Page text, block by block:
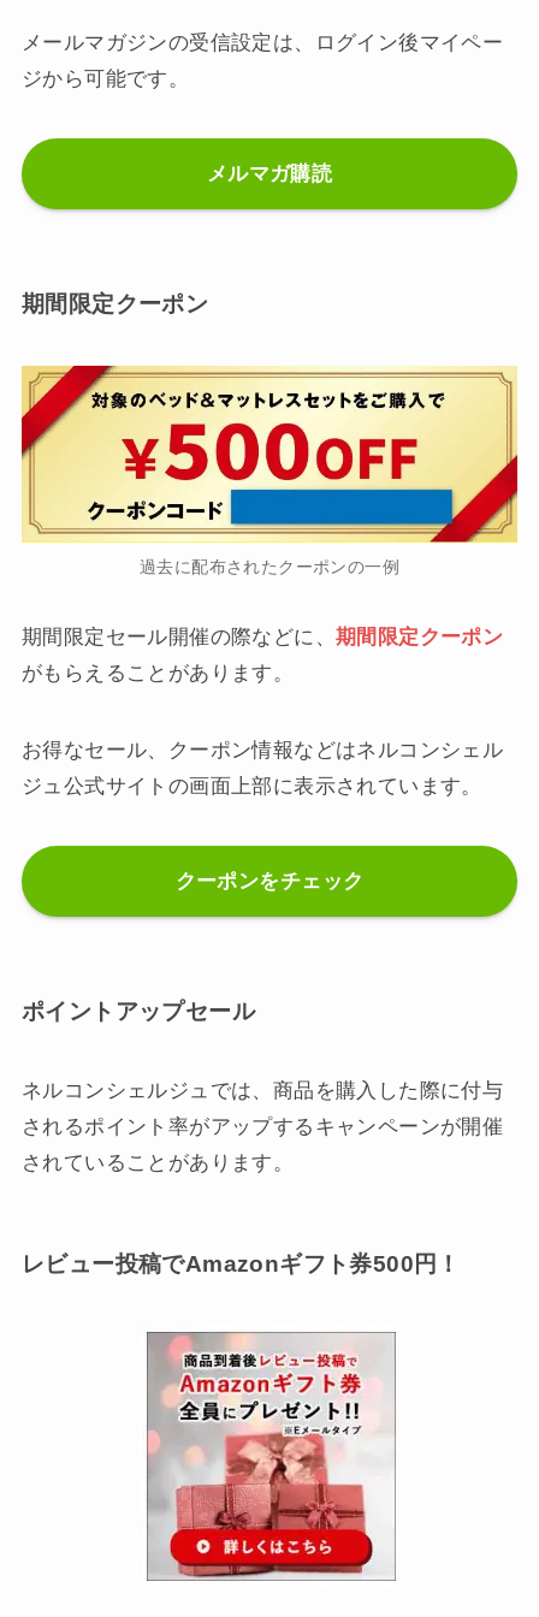
メールマガジンの受信設定は、ログイン後マイペー
ジから可能です。
メルマガ購読
期間限定クーポン
過去に配布されたクーポンの一例
期間限定セール開催の際などに、 期間限定クーポン
がもらえることがあります。
お得なセール、クーポン情報などはネルコンシェル
ジュ公式サイトの画面上部に表示されています。
クーポンをチェック
ポイントアップセール
ネルコンシェルジュでは、商品を購入した際に付与
されるポイント率がアップするキャンペーンが開催
されていることがあります。
レビュー投稿でAmazonギフト券500円！